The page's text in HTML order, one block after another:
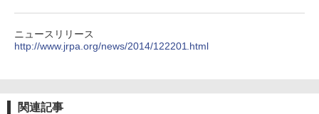
ニュースリリース
http://www.jrpa.org/news/2014/122201.html
関連記事